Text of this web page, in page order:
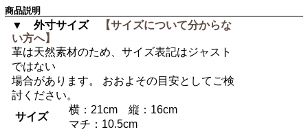
商品説明
▼ 外寸サイズ
【サイズについて分からな
い方へ】
革は天然素材のため、サイズ表記はジャスト
ではない
場合があります。 おおよその目安としてご検
討ください。
サイズ
横：21cm 縦：16cm
マチ：10.5cm